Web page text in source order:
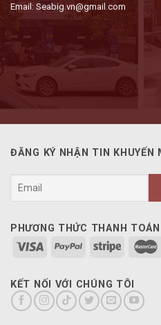
Email: Seabig.vn@gmail.com
ĐĂNG KÝ NHẬN TIN KHUYẾN
PHƯƠNG THỨC THANH TOÁN
KẾT NỐI VỚI CHÚNG TÔI